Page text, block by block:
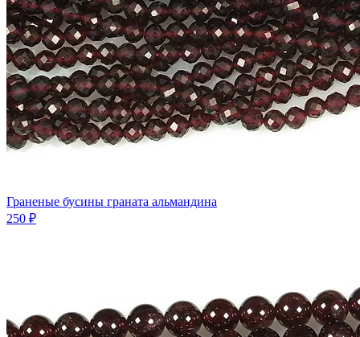
Граненые бусины граната альмандина
250 ₽